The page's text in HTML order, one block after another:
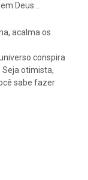
Deus…
acalma os
conspira
Seja otimista,
sabe fazer